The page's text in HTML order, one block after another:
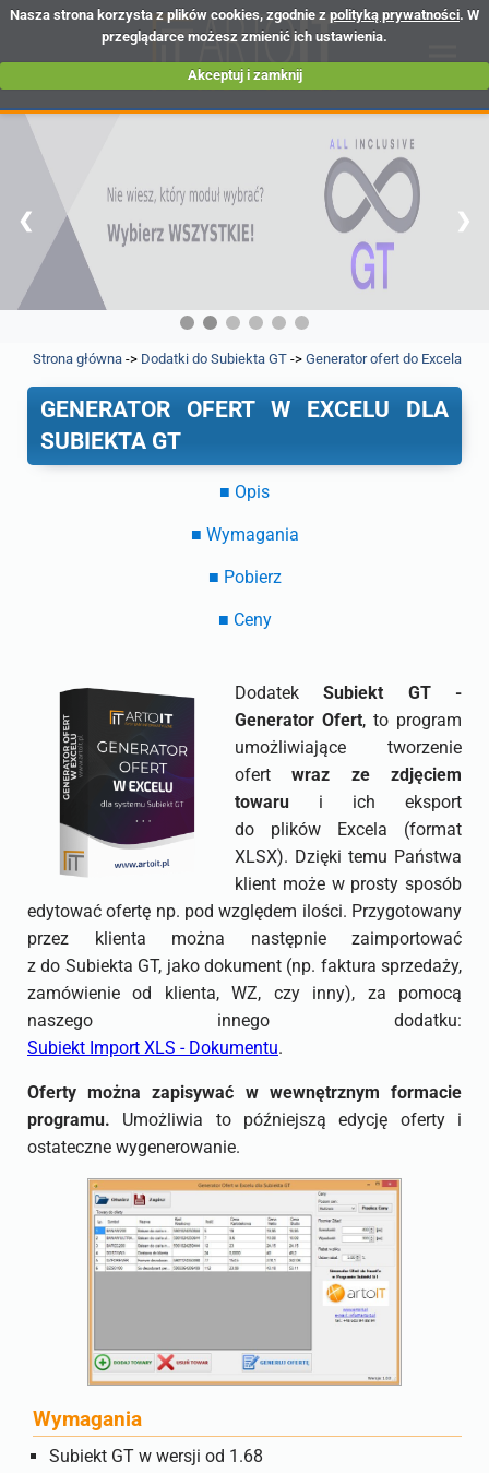
Nasza strona korzysta z plików cookies, zgodnie z polityką prywatności. W
przeglądarce możesz zmienić ich ustawienia.
Akceptuj i zamknij
❮ ❯
Strona główna -> Dodatki do Subiekta GT -> Generator ofert do Excela
GENERATOR OFERT W EXCELU DLA
SUBIEKTA GT
■ Opis
■ Wymagania
■ Pobierz
■ Ceny
DodatekSubiekt GT -
Generator Ofert, to program
umożliwiające tworzenie
ofertwraz ze zdjęciem
towaru i ich eksport
do plików Excela (format
XLSX). Dzięki temu Państwa
klient może w prosty sposób
edytować ofertę np. pod względem ilości. Przygotowany
przez klienta można następnie zaimportować
z do Subiekta GT, jako dokument (np. faktura sprzedaży,
zamówienie od klienta, WZ, czy inny), za pomocą
naszego innego dodatku:
Subiekt Import XLS - Dokumentu.
Oferty można zapisywać w wewnętrznym formacie
programu. Umożliwia to późniejszą edycję oferty i
ostateczne wygenerowanie.
Wymagania
Subiekt GT w wersji od 1.68